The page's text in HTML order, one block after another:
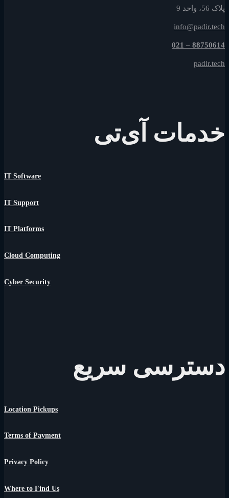
پلاک 56، واحد 9
info@padir.tech
88750614 – 021
padir.tech
خدمات آی‌تی
IT Software
IT Support
IT Platforms
Cloud Computing
Cyber Security
دسترسی سریع
Location Pickups
Terms of Payment
Privacy Policy
Where to Find Us